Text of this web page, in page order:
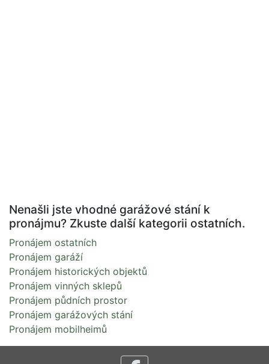
Nenašli jste vhodné garážové stání k
pronájmu? Zkuste další kategorii ostatních.
Pronájem ostatních
Pronájem garáží
Pronájem historických objektů
Pronájem vinných sklepů
Pronájem půdních prostor
Pronájem garážových stání
Pronájem mobilheimů